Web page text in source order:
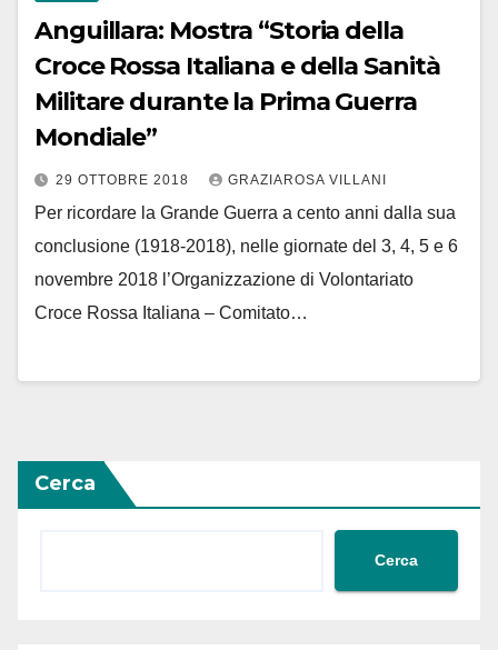
Anguillara: Mostra “Storia della
Croce Rossa Italiana e della Sanità
Militare durante la Prima Guerra
Mondiale”
29 OTTOBRE 2018 GRAZIAROSA VILLANI
Per ricordare la Grande Guerra a cento anni dalla sua
conclusione (1918-2018), nelle giornate del 3, 4, 5 e 6
novembre 2018 l’Organizzazione di Volontariato
Croce Rossa Italiana – Comitato…
Cerca
Cerca